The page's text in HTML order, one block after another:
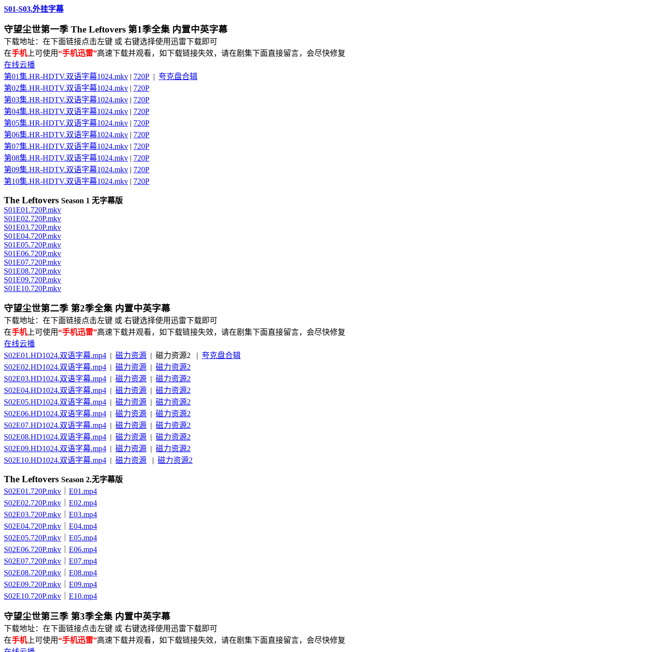
S01-S03.外挂字幕
守望尘世第一季 The Leftovers 第1季全集 内置中英字幕
下载地址：在下面链接点击左键 或 右键选择使用迅雷下载即可
在手机上可使用“手机迅雷”高速下载并观看，如下载链接失效，请在剧集下面直接留言，会尽快修复
在线云播
第01集.HR-HDTV.双语字幕1024.mkv | 720P | 夸克盘合辑
第02集.HR-HDTV.双语字幕1024.mkv | 720P
第03集.HR-HDTV.双语字幕1024.mkv | 720P
第04集.HR-HDTV.双语字幕1024.mkv | 720P
第05集.HR-HDTV.双语字幕1024.mkv | 720P
第06集.HR-HDTV.双语字幕1024.mkv | 720P
第07集.HR-HDTV.双语字幕1024.mkv | 720P
第08集.HR-HDTV.双语字幕1024.mkv | 720P
第09集.HR-HDTV.双语字幕1024.mkv | 720P
第10集.HR-HDTV.双语字幕1024.mkv | 720P
The Leftovers Season 1 无字幕版
S01E01.720P.mkv
S01E02.720P.mkv
S01E03.720P.mkv
S01E04.720P.mkv
S01E05.720P.mkv
S01E06.720P.mkv
S01E07.720P.mkv
S01E08.720P.mkv
S01E09.720P.mkv
S01E10.720P.mkv
守望尘世第二季 第2季全集 内置中英字幕
下载地址：在下面链接点击左键 或 右键选择使用迅雷下载即可
在手机上可使用“手机迅雷”高速下载并观看，如下载链接失效，请在剧集下面直接留言，会尽快修复
在线云播
S02E01.HD1024.双语字幕.mp4 | 磁力资源 | 磁力资源2 | 夸克盘合辑
S02E02.HD1024.双语字幕.mp4 | 磁力资源 | 磁力资源2
S02E03.HD1024.双语字幕.mp4 | 磁力资源 | 磁力资源2
S02E04.HD1024.双语字幕.mp4 | 磁力资源 | 磁力资源2
S02E05.HD1024.双语字幕.mp4 | 磁力资源 | 磁力资源2
S02E06.HD1024.双语字幕.mp4 | 磁力资源 | 磁力资源2
S02E07.HD1024.双语字幕.mp4 | 磁力资源 | 磁力资源2
S02E08.HD1024.双语字幕.mp4 | 磁力资源 | 磁力资源2
S02E09.HD1024.双语字幕.mp4 | 磁力资源 | 磁力资源2
S02E10.HD1024.双语字幕.mp4 | 磁力资源 | 磁力资源2
The Leftovers Season 2.无字幕版
S02E01.720P.mkv
E01.mp4
S02E02.720P.mkv
E02.mp4
S02E03.720P.mkv
E03.mp4
S02E04.720P.mkv
E04.mp4
S02E05.720P.mkv
E05.mp4
S02E06.720P.mkv
E06.mp4
S02E07.720P.mkv
E07.mp4
S02E08.720P.mkv
E08.mp4
S02E09.720P.mkv
E09.mp4
S02E10.720P.mkv
E10.mp4
守望尘世第三季 第3季全集 内置中英字幕
下载地址：在下面链接点击左键 或 右键选择使用迅雷下载即可
在手机上可使用“手机迅雷”高速下载并观看，如下载链接失效，请在剧集下面直接留言，会尽快修复